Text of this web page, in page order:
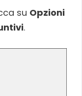
su Opzioni
.